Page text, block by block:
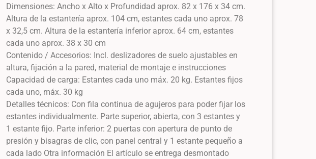
Dimensiones: Ancho x Alto x Profundidad aprox. 82 x 176 x 34 cm.
Altura de la estantería aprox. 104 cm, estantes cada uno aprox. 78
x 32,5 cm. Altura de la estantería inferior aprox. 64 cm, estantes
cada uno aprox. 38 x 30 cm
Contenido / Accesorios: Incl. deslizadores de suelo ajustables en
altura, fijación a la pared, material de montaje e instrucciones
Capacidad de carga: Estantes cada uno máx. 20 kg. Estantes fijos
cada uno, máx. 30 kg
Detalles técnicos: Con fila continua de agujeros para poder fijar los
estantes individualmente. Parte superior, abierta, con 3 estantes y
1 estante fijo. Parte inferior: 2 puertas con apertura de punto de
presión y bisagras de clic, con panel central y 1 estante pequeño a
cada lado Otra información El artículo se entrega desmontado